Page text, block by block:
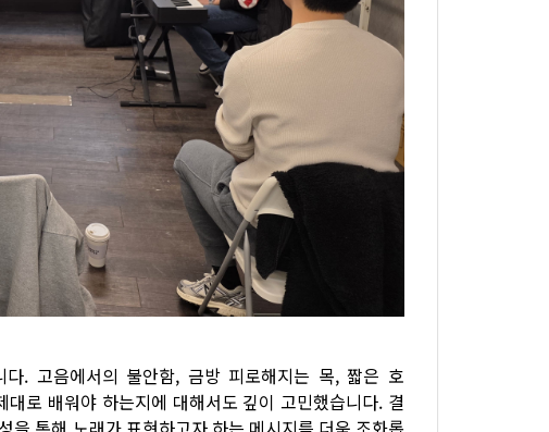
. 고음에서의 불안함, 금방 피로해지는 목, 짧은 호
로 배워야 하는지에 대해서도 깊이 고민했습니다. 결